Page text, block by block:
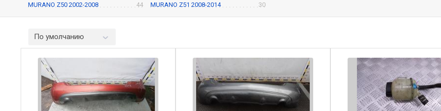
MURANO Z50 2002-2008 44 MURANO Z51 2008-2014 30
По умолчанию